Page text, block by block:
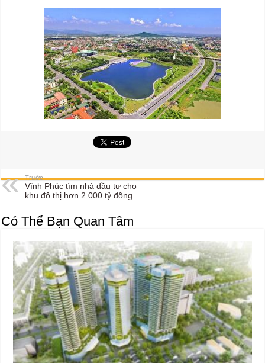
Trước
Vĩnh Phúc tìm nhà đầu tư cho
khu đô thị hơn 2.000 tỷ đồng
Có Thể Bạn Quan Tâm